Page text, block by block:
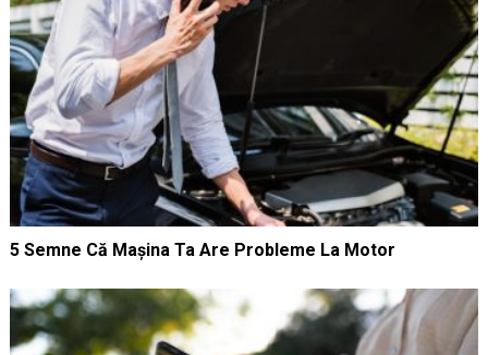
5 Semne Că Mașina Ta Are Probleme La Motor